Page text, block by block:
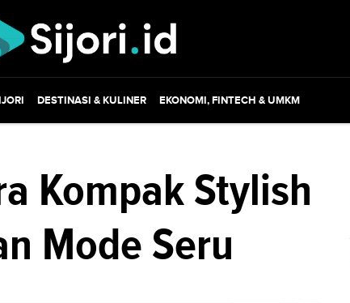
DESTINASI & KULINER EKONOMI, FINTECH & UMKM
Kompak Stylish
Mode Seru